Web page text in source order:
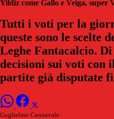
Yildiz come Gallo e Veiga, super
Tutti i voti per la
queste sono le scelte
Leghe Fantacalcio.
decisioni sui voti con
partite già disputate
Guglielmo Cannavale